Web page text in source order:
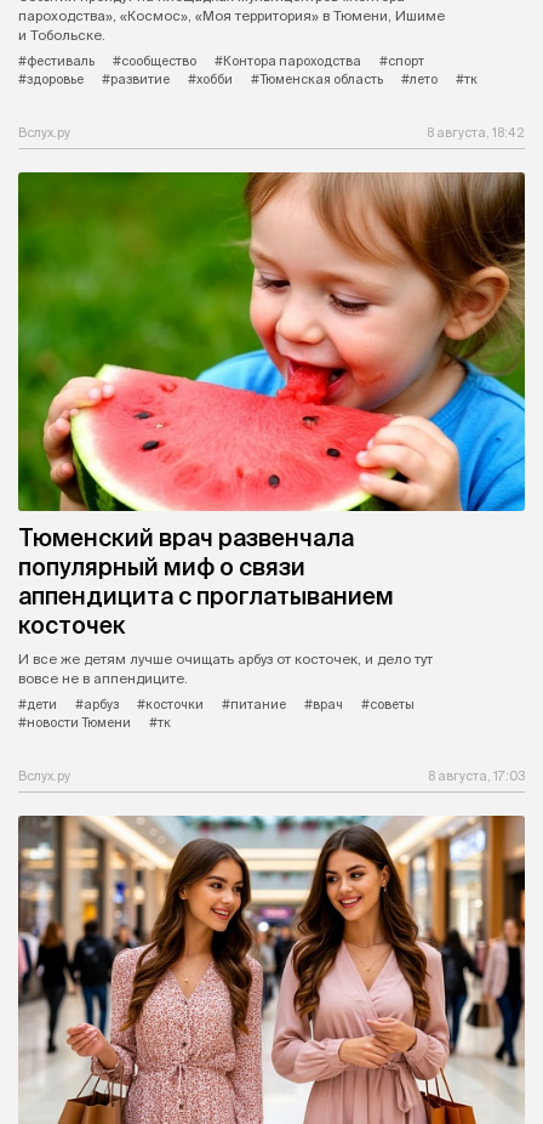
пароходства», «Космос», «Моя территория» в Тюмени, Ишиме
и Тобольске.
#фестиваль
#сообщество #Контора пароходства
#спорт
#здоровье
#развитие #хобби #Тюменская область #лето #тк
Вслух.ру 8 августа, 18:42
Тюменский врач развенчала
популярный миф о связи
аппендицита с проглатыванием
косточек
И все же детям лучше очищать арбуз от косточек, и дело тут
вовсе не в аппендиците.
#дети
#арбуз #косточки #питание #врач
#советы
#новости Тюмени
#тк
Вслух.ру 8 августа, 17:03